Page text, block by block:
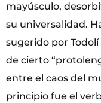
mayúsculo,
su universalidad.
sugerido por
de cierto
entre el caos del
principio fue el